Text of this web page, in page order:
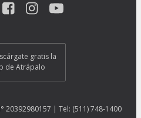
gratis la
de Atrápalo
20392980157 | Tel: (511) 748-1400